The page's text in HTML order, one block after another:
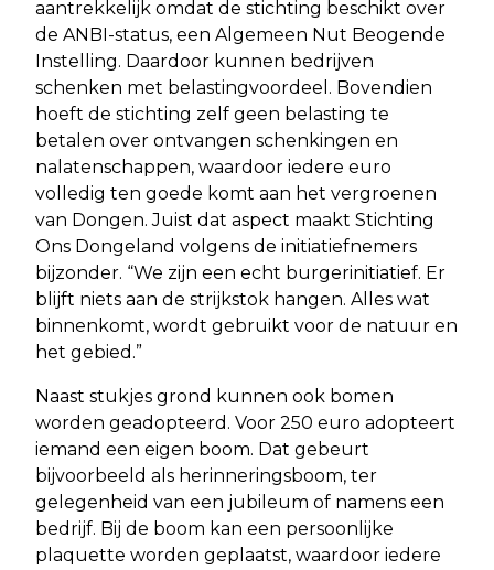
aantrekkelijk omdat de stichting beschikt over
de ANBI-status, een Algemeen Nut Beogende
Instelling. Daardoor kunnen bedrijven
schenken met belastingvoordeel. Bovendien
hoeft de stichting zelf geen belasting te
betalen over ontvangen schenkingen en
nalatenschappen, waardoor iedere euro
volledig ten goede komt aan het vergroenen
van Dongen. Juist dat aspect maakt Stichting
Ons Dongeland volgens de initiatiefnemers
bijzonder. “We zijn een echt burgerinitiatief. Er
blijft niets aan de strijkstok hangen. Alles wat
binnenkomt, wordt gebruikt voor de natuur en
het gebied.”
Naast stukjes grond kunnen ook bomen
worden geadopteerd. Voor 250 euro adopteert
iemand een eigen boom. Dat gebeurt
bijvoorbeeld als herinneringsboom, ter
gelegenheid van een jubileum of namens een
bedrijf. Bij de boom kan een persoonlijke
plaquette worden geplaatst, waardoor iedere